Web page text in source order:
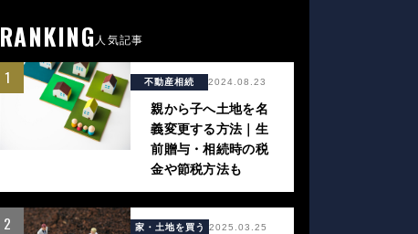
RANKING人気記事
1 不動産相続 2024.08.23
親から子へ土地を名
義変更する方法｜生
前贈与・相続時の税
金や節税方法も
2 家・土地を買う 2025.03.25